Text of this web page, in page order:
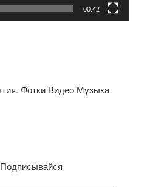
00:42
Фотки Видео Музыка